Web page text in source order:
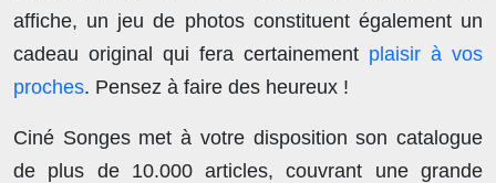
affiche, un jeu de photos constituent également un
cadeau original qui fera certainement plaisir à vos
proches. Pensez à faire des heureux !
Ciné Songes met à votre disposition son catalogue
de plus de 10.000 articles, couvrant une grande